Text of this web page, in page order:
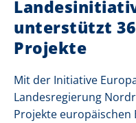
unterstützt
Projekte
Mit der Initiative
Landesregierung
Projekte europäischen